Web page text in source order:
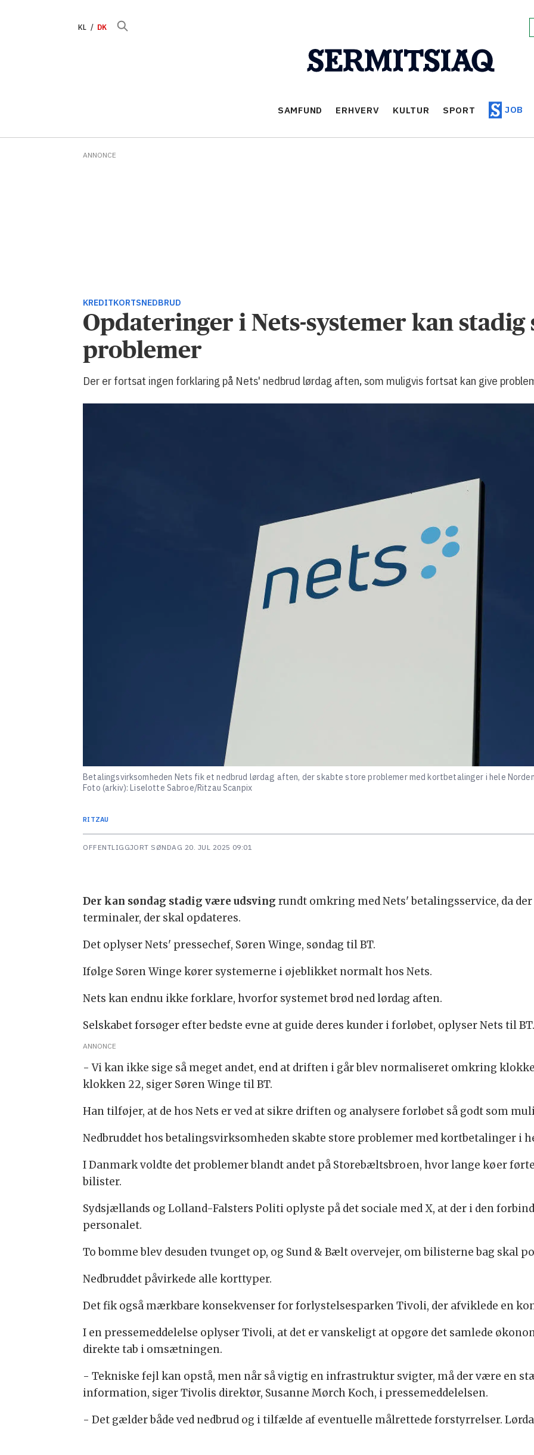
KL DK
SAMFUND ERHVERV KULTUR SPORT JOB
ANNONCE
KREDITKORTSNEDBRUD
Opdateringer i Nets-systemer kan stadig
problemer
Der er fortsat ingen forklaring på Nets' nedbrud lørdag aften, som muligvis fortsat kan give
Betalingsvirksomheden Nets fik et nedbrud lørdag aften, der skabte store problemer med kortbetalinger i hele
Foto (arkiv): Liselotte Sabroe/Ritzau Scanpix
RITZAU
OFFENTLIGGJORT SØNDAG 20. JUL 2025 09:01
Der kan søndag stadig være udsving rundt omkring med Nets' betalingsservice, da
terminaler, der skal opdateres.
Det oplyser Nets' pressechef, Søren Winge, søndag til BT.
Ifølge Søren Winge kører systemerne i øjeblikket normalt hos Nets.
Nets kan endnu ikke forklare, hvorfor systemet brød ned lørdag aften.
Selskabet forsøger efter bedste evne at guide deres kunder i forløbet, oplyser Nets til
ANNONCE
- Vi kan ikke sige så meget andet, end at driften i går blev normaliseret omkring
klokken 22, siger Søren Winge til BT.
Han tilføjer, at de hos Nets er ved at sikre driften og analysere forløbet så godt som
Nedbruddet hos betalingsvirksomheden skabte store problemer med kortbetalinger i
I Danmark voldte det problemer blandt andet på Storebæltsbroen, hvor lange køer
bilister.
Sydsjællands og Lolland-Falsters Politi oplyste på det sociale med X, at der i den
personalet.
To bomme blev desuden tvunget op, og Sund & Bælt overvejer, om bilisterne bag skal
Nedbruddet påvirkede alle korttyper.
Det fik også mærkbare konsekvenser for forlystelsesparken Tivoli, der afviklede en
I en pressemeddelelse oplyser Tivoli, at det er vanskeligt at opgøre det samlede
direkte tab i omsætningen.
- Tekniske fejl kan opstå, men når så vigtig en infrastruktur svigter, må der være en
information, siger Tivolis direktør, Susanne Mørch Koch, i pressemeddelelsen.
- Det gælder både ved nedbrud og i tilfælde af eventuelle målrettede forstyrrelser.